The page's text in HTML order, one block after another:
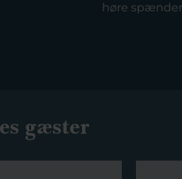
høre
gæster